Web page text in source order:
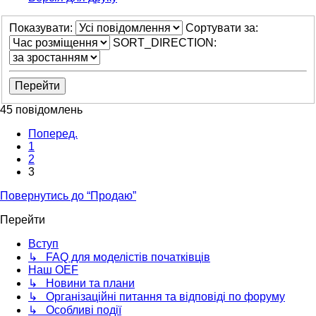
Показувати:
Сортувати за:
SORT_DIRECTION:
45 повідомлень
Поперед.
1
2
3
Повернутись до “Продаю”
Перейти
Вступ
↳ FAQ для моделістів початківців
Наш OEF
↳ Новини та плани
↳ Організаційні питання та відповіді по форуму
↳ Особливі події